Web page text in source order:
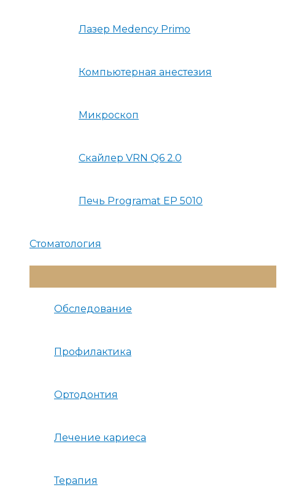
Лазер Medency Primo
Компьютерная анестезия
Микроскоп
Скайлер VRN Q6 2.0
Печь Programat EP 5010
Стоматология
Меню
Обследование
Профилактика
Ортодонтия
Лечение кариеса
Терапия